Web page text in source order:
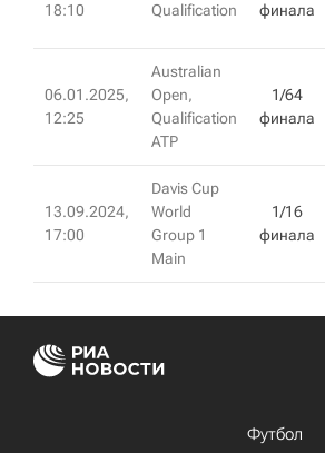
18:10
Qualification
финала
06.01.2025,
12:25
Australian
Open,
Qualification
ATP
1/64
финала
13.09.2024,
17:00
Davis Cup
World
Group 1
Main
1/16
финала
Футбол